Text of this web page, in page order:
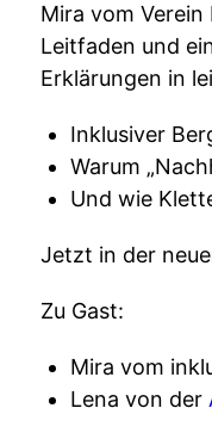
Mira vom
Leitfaden und
Erklärungen in
Inklusiver
Warum
Und wie
Jetzt in der
Zu Gast:
Mira vom
Lena von der